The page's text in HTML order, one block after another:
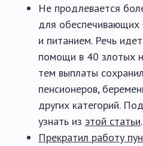
Не продлевается
для
и питанием. Речь
помощи в 40 злотых
тем выплаты
пенсионеров,
других категорий.
узнать из этой статьи.
Прекратил работу